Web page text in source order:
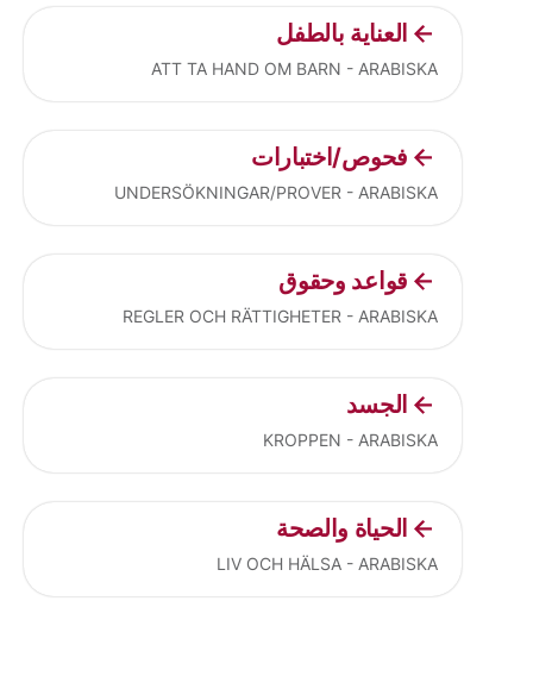
العناية بالطفل
ATT TA HAND OM BARN - ARABISKA
فحوص/اختبارات
UNDERSÖKNINGAR/PROVER - ARABISKA
قواعد وحقوق
REGLER OCH RÄTTIGHETER - ARABISKA
الجسد
KROPPEN - ARABISKA
الحياة والصحة
LIV OCH HÄLSA - ARABISKA